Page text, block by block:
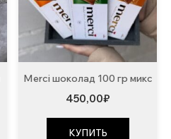
Merci шоколад 100 гр микс
450,00₽
КУПИТЬ